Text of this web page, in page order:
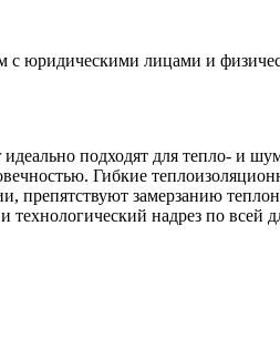
с юридическими лицами и
подходят для тепло- и
Гибкие
замерзанию
технологический надрез по